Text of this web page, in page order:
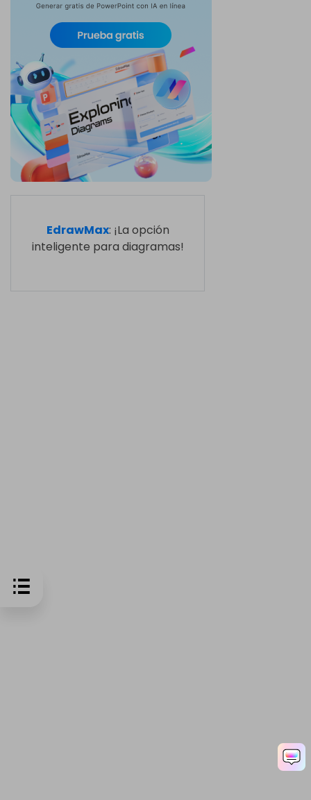
EdrawMax: ¡La opción
inteligente para diagramas!